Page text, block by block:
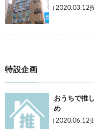
（2020.03.12
特設企画
おうちで推
め
（2020.06.12